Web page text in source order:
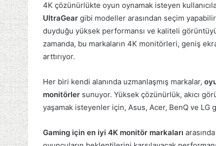
4K çözünürlükte oyun oynamak isteyen
UltraGear gibi modeller arasından seçim
duyduğu yüksek performansı ve kaliteli
zamanda, bu markaların 4K monitörleri, geniş
arttırıyor.
Her biri kendi alanında uzmanlaşmış markalar,
monitörler sunuyor. Yüksek çözünürlük, akıcı
yaşamak isteyenler için, Asus, Acer, BenQ ve
Gaming için en iyi 4K monitör markaları